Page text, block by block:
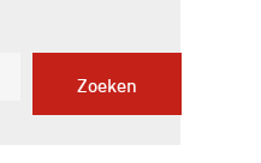
Zoeken